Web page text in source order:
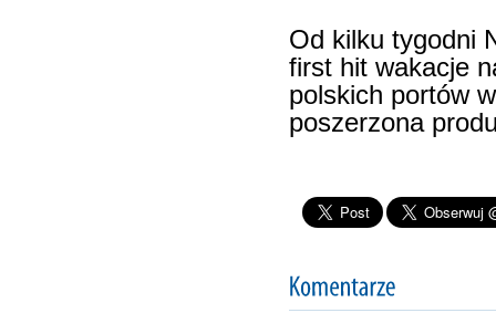
Od kilku tygodni
first hit wakacje
polskich portów
poszerzona